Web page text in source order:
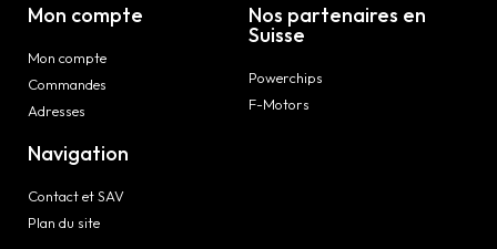
Mon compte
Mon compte
Commandes
Adresses
Navigation
Contact et SAV
Plan du site
Nos partenaires en
Suisse
Powerchips
F-Motors